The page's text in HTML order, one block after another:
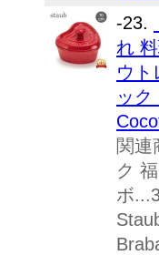
-23.
れ
ウト
ッ
関連
ク
ボ